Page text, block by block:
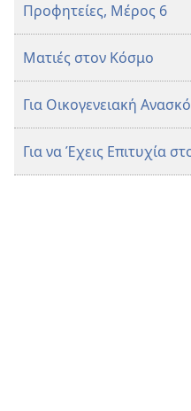
Προφητείες, Μέρος 6
Ματιές στον Κόσμο
Για Οικογενειακή
Για να Έχεις Επιτυχία